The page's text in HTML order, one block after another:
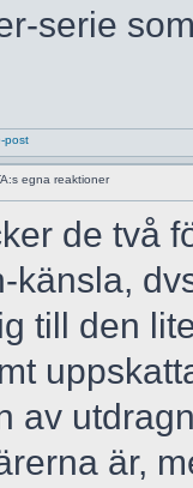
serie
egna reaktioner
de två
känsla,
till den
av
är,